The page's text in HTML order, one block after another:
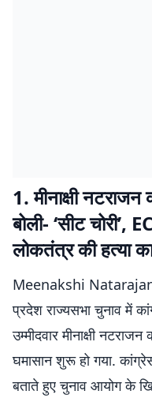
1. मीनाक्षी
बोली- ‘सीट चोरी’,
लोकतंत्र की हत्या
Meenakshi
प्रदेश राज्यसभा चुनाव में
उम्मीदवार मीनाक्षी
घमासान शुरू हो गया.
बताते हुए चुनाव आयोग के